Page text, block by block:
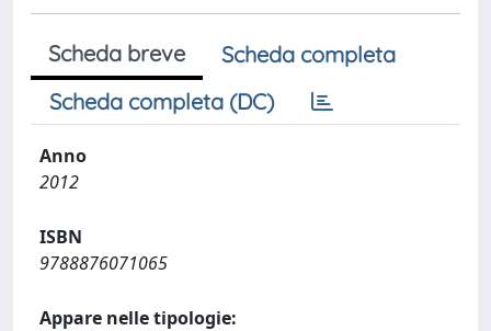
Scheda breve
Scheda completa
Scheda completa (DC)
Anno
2012
ISBN
9788876071065
Appare nelle tipologie: